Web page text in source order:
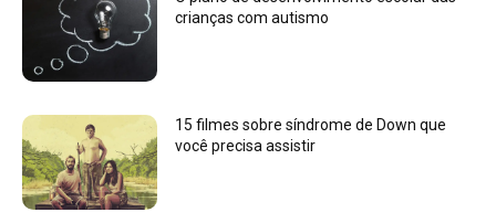
crianças com autismo
15 filmes sobre síndrome de Down que
você precisa assistir